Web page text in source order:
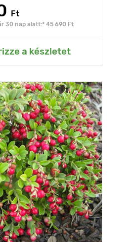
Ft
30 nap alatt:* 45 690 Ft
a készletet